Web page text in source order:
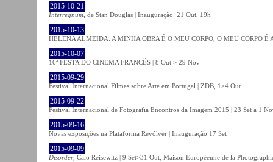
2015-10-21
Interregnum , de Stan Douglas | Inauguração: 21 Out, 19h
2015-10-13
HELENA ALMEIDA: A MINHA OBRA É O MEU CORPO, O MEU CORPO É
2015-10-07
16ª FESTA DO CINEMA FRANCÊS | 8 Out > 29 Nov
2015-09-29
Festival Internacional Filmes sobre Arte em Portugal | ZDB, 1>4 Out
2015-09-22
Festival Internacional de Fotografia Encontros da Imagem 2015 | 23 Set a 1
2015-09-16
Novas exposições na Plataforma Revólver | Inauguração 17 Set
2015-09-09
Disorder, Caio Reisewitz | 9 Set>31 Out, Maison Européenne de la